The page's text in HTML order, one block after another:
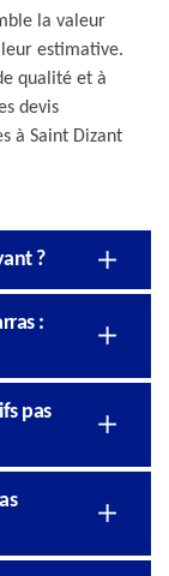
la valeur
estimative.
qualité et à
devis
à Saint Dizant
?
:
pas